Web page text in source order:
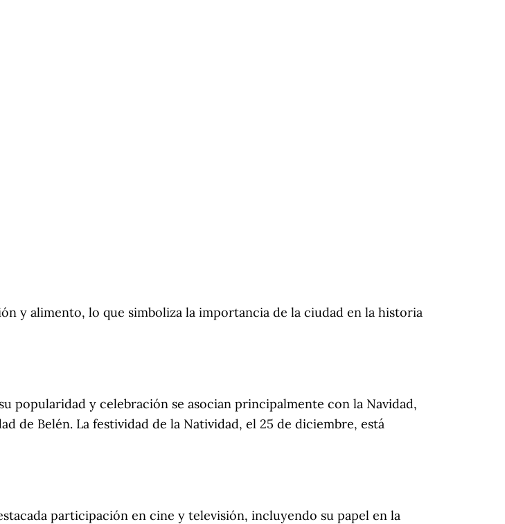
y alimento, lo que simboliza la importancia de la ciudad en la historia
popularidad y celebración se asocian principalmente con la Navidad,
de Belén. La festividad de la Natividad, el 25 de diciembre, está
participación en cine y televisión, incluyendo su papel en la